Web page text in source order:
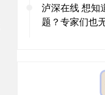
泸深在线 想知
题？专家们也